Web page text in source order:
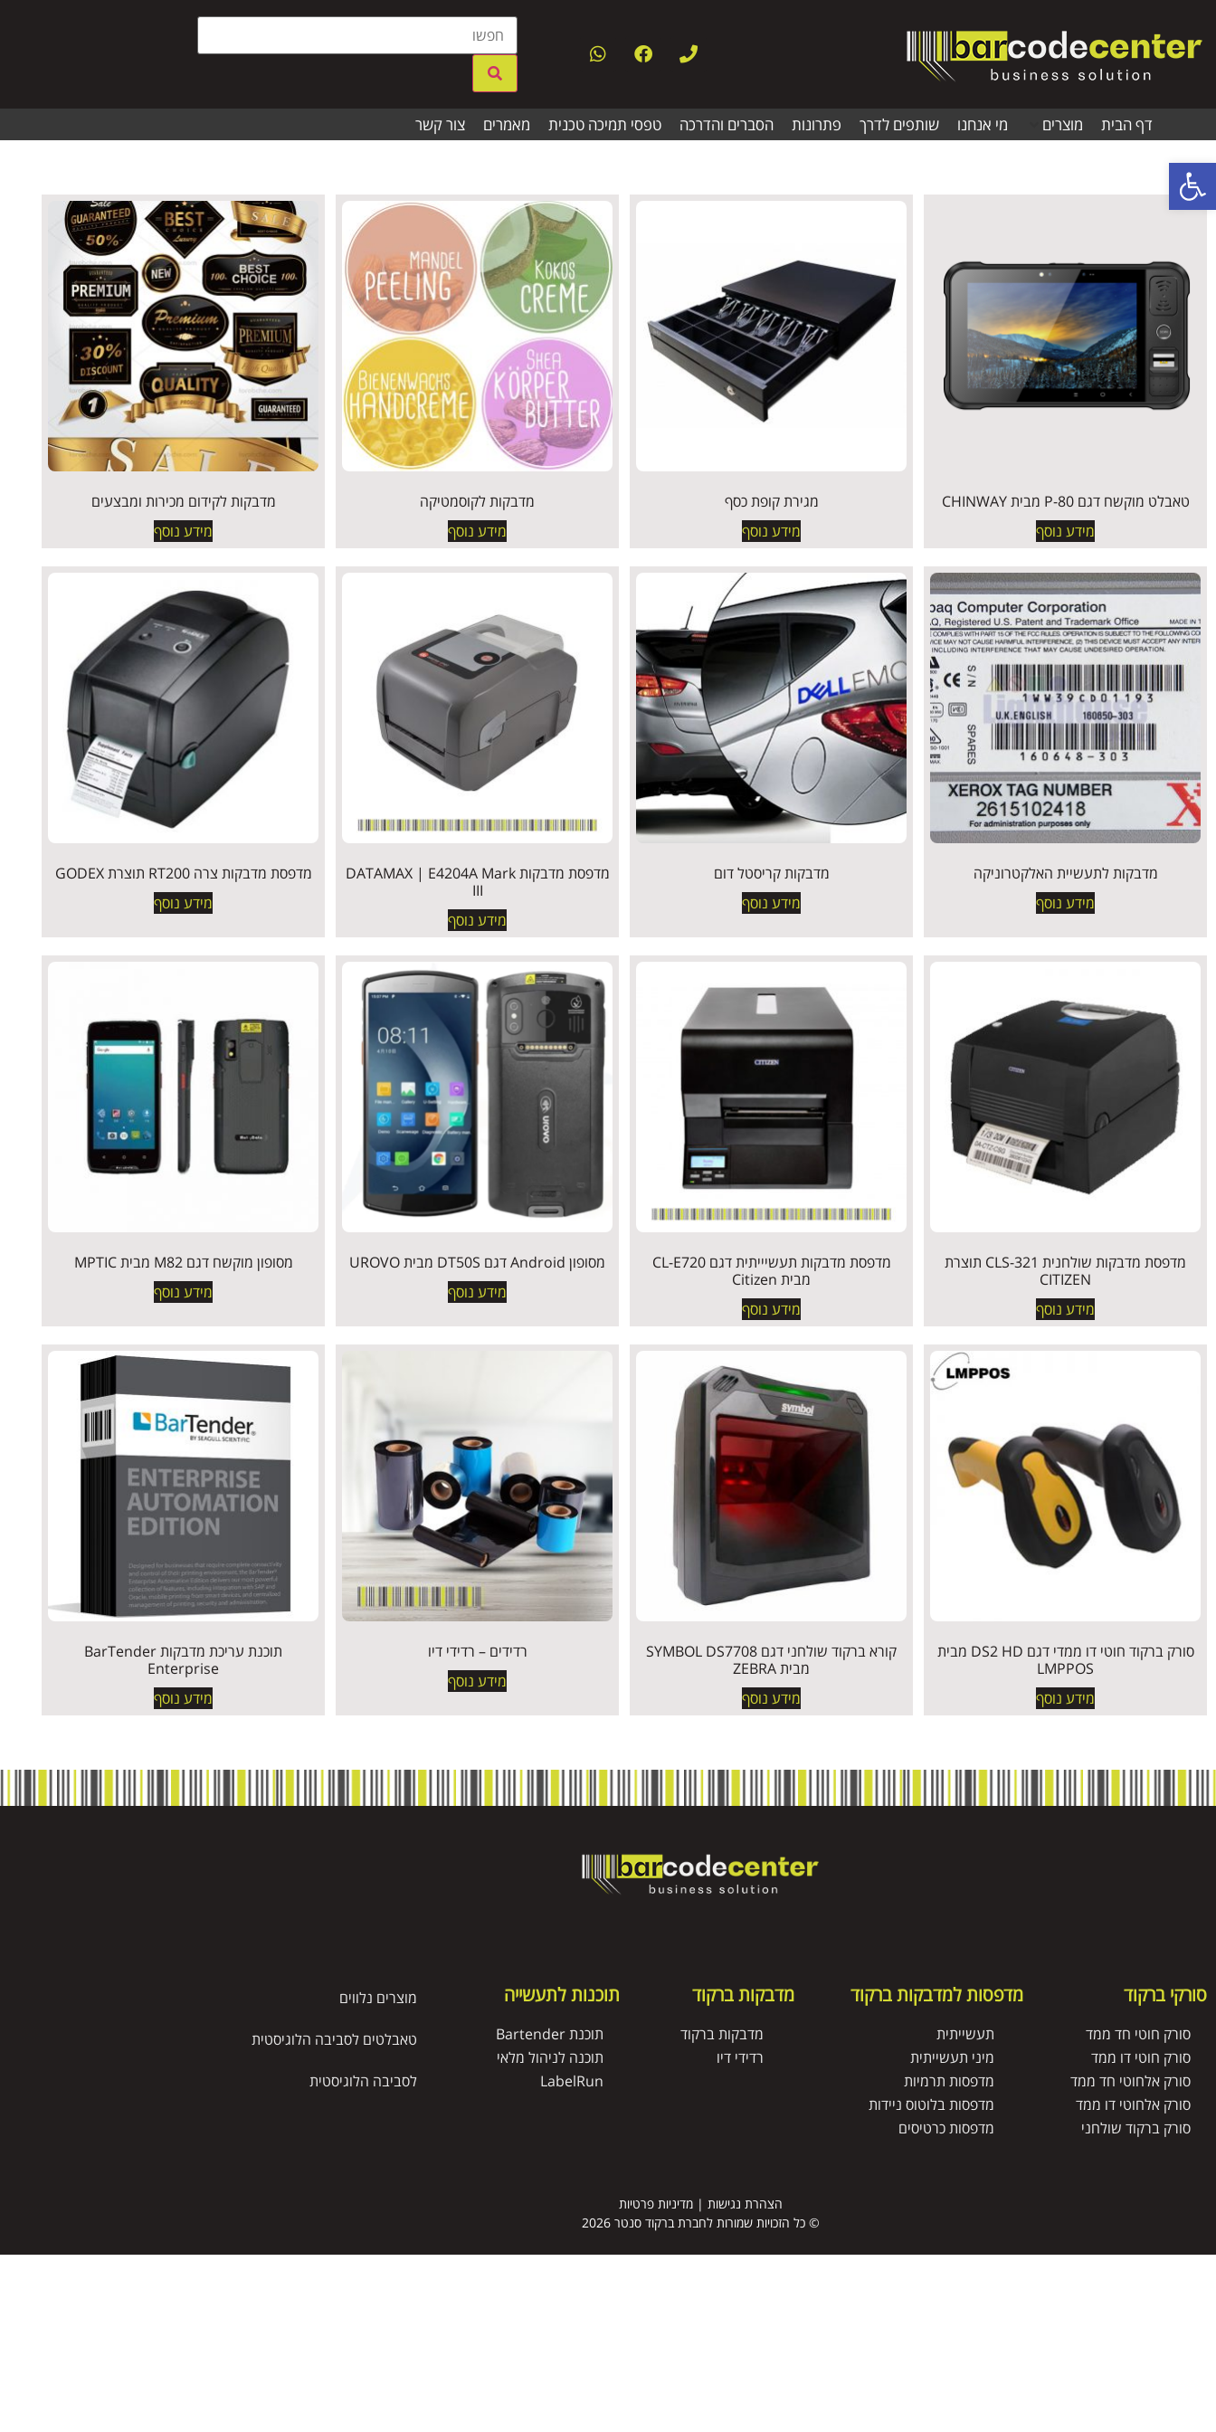
דף הבית מוצרים מי אנחנו שותפים לדרך פתרונות הסברים והדרכה טפסי תמיכה טכנית מאמרים צור קשר
טאבלט מוקשח דגם P-80 מבית CHINWAY
מידע נוסף
מגירת קופת כסף
מידע נוסף
מדבקות לקוסמטיקה
מידע נוסף
מדבקות לקידום מכירות ומבצעים
מידע נוסף
מדבקות לתעשיית האלקטרוניקה
מידע נוסף
מדבקות קריסטל דום
מידע נוסף
מדפסת מדבקות DATAMAX | E4204A Mark
III
מידע נוסף
מדפסת מדבקות צרה RT200 תוצרת GODEX
מידע נוסף
מדפסת מדבקות שולחנית CLS-321 תוצרת
CITIZEN
מידע נוסף
מדפסת מדבקות תעשיייתית דגם CL-E720
מבית Citizen
מידע נוסף
מסופון Android דגם DT50S מבית UROVO
מידע נוסף
מסופון מוקשח דגם M82 מבית MPTIC
מידע נוסף
סורק ברקוד חוטי דו ממדי דגם DS2 HD מבית
LMPPOS
מידע נוסף
קורא ברקוד שולחני דגם SYMBOL DS7708
מבית ZEBRA
מידע נוסף
רדידים – רדידי דיו
מידע נוסף
תוכנת עריכת מדבקות BarTender
Enterprise
מידע נוסף
סורקי ברקוד
סורק חוטי חד ממד
סורק חוטי דו ממד
סורק אלחוטי חד ממד
סורק אלחוטי דו ממד
סורק ברקוד שולחני
מדפסות למדבקות ברקוד
תעשייתית
מיני תעשייתית
מדפסות תרמיות
מדפסות בלוטוס ניידות
מדפסות כרטיסים
מדבקות ברקוד
מדבקות ברקוד
רדידי דיו
תוכנות לתעשייה
תוכנת Bartender
תוכנה לניהול מלאי
LabelRun
מוצרים נלווים
טאבלטים לסביבה הלוגיסטית
לסביבה הלוגיסטית
הצהרת נגישות |מדיניות פרטיות
© כל הזכויות שמורות לחברת ברקוד סנטר 2026
פתח סרגל נגישות